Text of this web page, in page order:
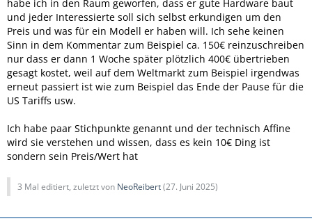
habe ich in den Raum geworfen, dass er gute Hardware baut
und jeder Interessierte soll sich selbst erkundigen um den
Preis und was für ein Modell er haben will. Ich sehe keinen
Sinn in dem Kommentar zum Beispiel ca. 150€ reinzuschreiben
nur dass er dann 1 Woche später plötzlich 400€ übertrieben
gesagt kostet, weil auf dem Weltmarkt zum Beispiel irgendwas
erneut passiert ist wie zum Beispiel das Ende der Pause für die
US Tariffs usw.
Ich habe paar Stichpunkte genannt und der technisch Affine
wird sie verstehen und wissen, dass es kein 10€ Ding ist
sondern sein Preis/Wert hat
3 Mal editiert, zuletzt von NeoReibert(27. Juni 2025)